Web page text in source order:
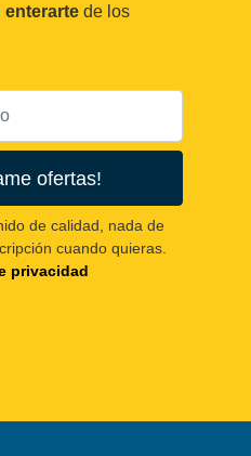
enterarte de los
ofertas!
de calidad, nada de
cuando quieras.
privacidad